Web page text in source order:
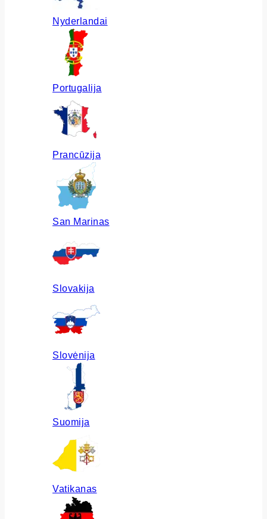
Nyderlandai
Portugalija
Prancūzija
San Marinas
Slovakija
Slovėnija
Suomija
Vatikanas